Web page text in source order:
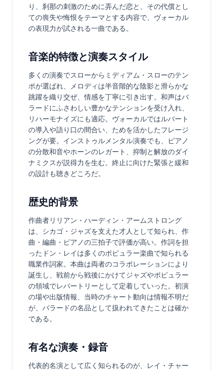
り、刹那の刺激のために弄んだ恋と、その代償とし
ての喪失や悔恨をテーマとする内容で、ヴォーカル
の表現力が試される一曲である。
音楽的特徴と演奏スタイル
多くの演奏でスローからミディアム・スローのテン
ポが選ばれ、メロディは半音階的な陰影と滑らかな
跳躍を織り交ぜ、情感を丁寧に引き出す。和声はバ
ラードにふさわしい豊かなテンションを受け入れ、
リハーモナイズにも適応。ヴォーカルではルバート
の導入や語り口の間合い、ためを活かしたフレージ
ングが要。インストゥルメンタル演奏でも、ピアノ
の分散和音やホーンのレガート、抑制と解放のダイ
ナミクスが説得力を生む。終止に向けた緊張と緩和
の設計も聴きどころだ。
歴史的背景
作曲者リリアン・ハーディン・アームストロング
は、シカゴ・ジャズを支えた才人として知られ、作
曲・編曲・ピアノの三拍子で評価が高い。作詞を担
ったドン・レイは多くのポピュラー楽曲で知られる
職業作詞家。本曲は両者のコラボレーションにより
誕生し、戦前から戦後にかけてジャズやポピュラー
の領域でレパートリーとして定着していった。初演
の場や出版情報、当時のチャート動向は情報不明だ
が、バラードの名品として扱われてきたことは確か
である。
有名な演奏・録音
代表的名演として広く知られるのが、レイ・チャー